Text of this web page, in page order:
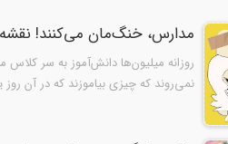
مدارس، خنگ‌مان می‌کنند!
روزانه میلیون‌ها دانش‌آموز به سر کلاس
نمی‌روند که چیزی بیاموزند که در آن